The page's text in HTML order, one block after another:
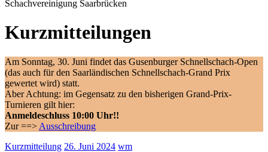
Schachvereinigung Saarbrücken
Kurzmitteilungen
Am Sonntag, 30. Juni findet das Gusenburger Schnellschach-Open
(das auch für den Saarländischen Schnellschach-Grand Prix
gewertet wird) statt.
Aber Achtung: im Gegensatz zu den bisherigen Grand-Prix-
Turnieren gilt hier:
Anmeldeschluss 10:00 Uhr!!
Zur ==> Ausschreibung
Kurzmitteilung 26. Juni 2024 wm